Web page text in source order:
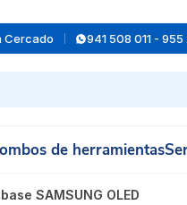
Cercado 941 508 011 - 955
de herramientas
SAMSUNG OLED